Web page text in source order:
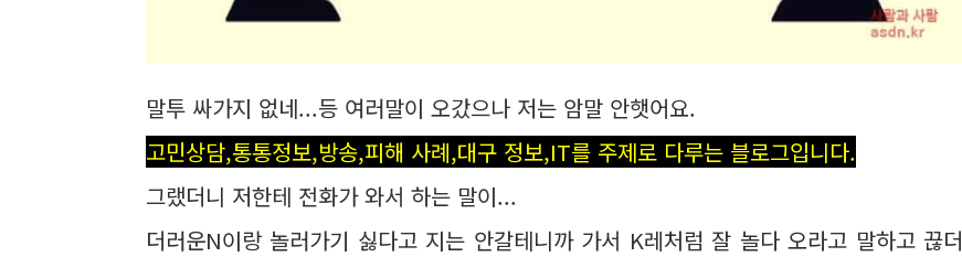
말투 싸가지 없네...등 여러말이 오갔으나 저는 암말 안햇어요.
고민상담,통통정보,방송,피해 사례,대구 정보,IT를 주제로 다루는 블로그입니다.
그랬더니 저한테 전화가 와서 하는 말이...
더러운N이랑 놀러가기 싫다고 지는 안갈테니까 가서 K레처럼 잘 놀다 오라고 말하고 끊더